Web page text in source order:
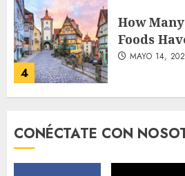
4
How
Foods
MAYO 14,
Classic
CONÉCTATE CON